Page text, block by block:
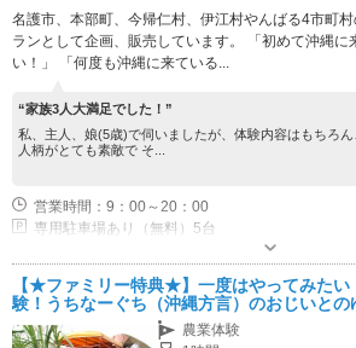
名護市、本部町、今帰仁村、伊江村やんばる4市町
ランとして企画、販売しています。 「初めて沖縄に
い！」 「何度も沖縄に来ている...
“家族3人大満足でした！”
私、主人、娘(5歳)で伺いましたが、体験内容はもちろ
人柄がとても素敵で そ...
営業時間：9：00～20：00
専用駐車場あり（無料）5台
【★ファミリー特典★】一度はやってみたい
験！うちなーぐち（沖縄方言）のおじいとの
農業体験